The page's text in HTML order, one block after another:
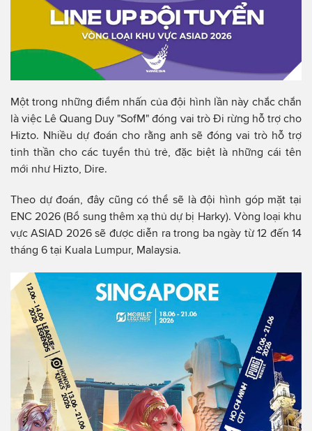
Một trong những điểm nhấn của đội hình lần này chắc chắn
là việc Lê Quang Duy "SofM" đóng vai trò Đi rừng hỗ trợ cho
Hizto. Nhiều dự đoán cho rằng anh sẽ đóng vai trò hỗ trợ
tinh thần cho các tuyển thủ trẻ, đặc biệt là những cái tên
mới như Hizto, Dire.
Theo dự đoán, đây cũng có thể sẽ là đội hình góp mặt tại
ENC 2026 (Bổ sung thêm xạ thủ dự bị Harky). Vòng loại khu
vực ASIAD 2026 sẽ được diễn ra trong ba ngày từ 12 đến 14
tháng 6 tại Kuala Lumpur, Malaysia.